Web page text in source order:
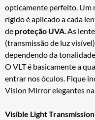
opticamente perfeito. Um
rígido é aplicado a cada
de proteção UVA. As
(transmissão de luz
dependendo da
O VLT é basicamente a
entrar nos óculos. Fique
Vision Mirror elegantes
Visible Light